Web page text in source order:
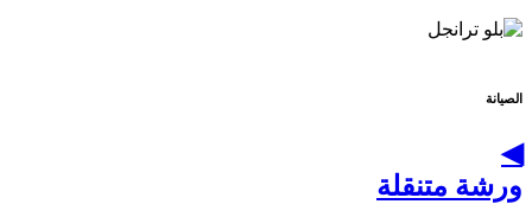
الصيانة
◀
ورشة متنقلة